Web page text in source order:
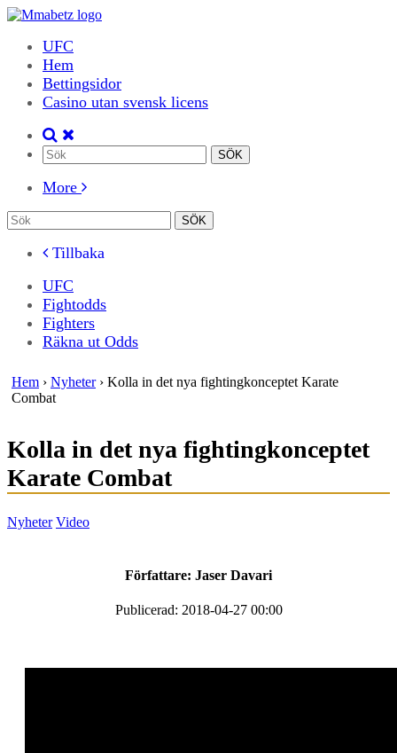
UFC
Hem
Bettingsidor
Casino utan svensk licens
More
Tillbaka
UFC
Fightodds
Fighters
Räkna ut Odds
Hem › Nyheter› Kolla in det nya fightingkonceptet Karate
Combat
Kolla in det nya fightingkonceptet
Karate Combat
Nyheter Video
Författare: Jaser Davari
Publicerad: 2018-04-27 00:00